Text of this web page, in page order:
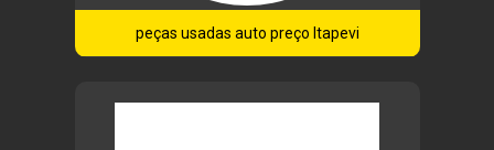
peças usadas auto preço Itapevi